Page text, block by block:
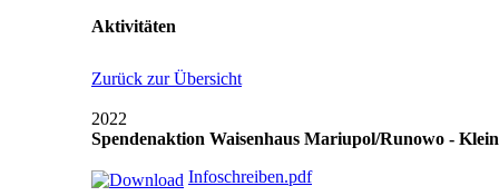
Aktivitäten
Zurück zur Übersicht
2022
Spendenaktion Waisenhaus Mariupol/Runowo -
Infoschreiben.pdf